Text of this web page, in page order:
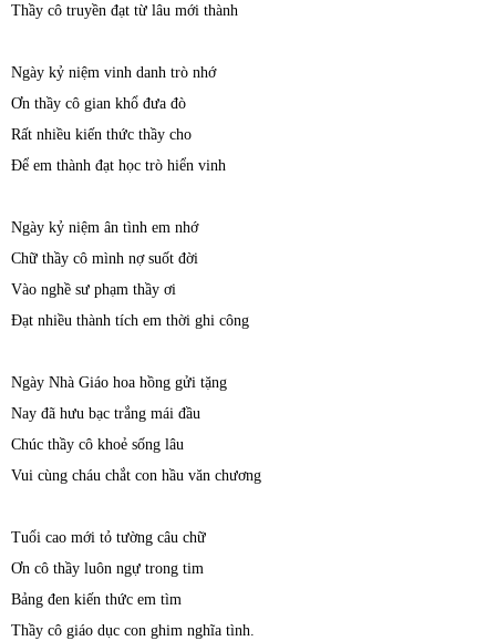
Thầy cô truyền đạt từ lâu mới thành
Ngày kỷ niệm vinh danh trò nhớ
Ơn thầy cô gian khổ đưa đò
Rất nhiều kiến thức thầy cho
Để em thành đạt học trò hiển vinh
Ngày kỷ niệm ân tình em nhớ
Chữ thầy cô mình nợ suốt đời
Vào nghề sư phạm thầy ơi
Đạt nhiều thành tích em thời ghi công
Ngày Nhà Giáo hoa hồng gửi tặng
Nay đã hưu bạc trắng mái đầu
Chúc thầy cô khoẻ sống lâu
Vui cùng cháu chắt con hầu văn chương
Tuổi cao mới tỏ tường câu chữ
Ơn cô thầy luôn ngự trong tim
Bảng đen kiến thức em tìm
Thầy cô giáo dục con ghim nghĩa tình.